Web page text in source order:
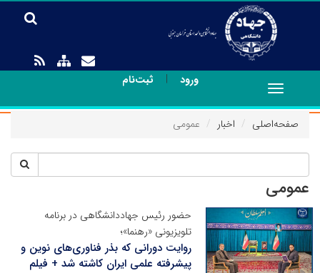
ورود | ثبت‌نام
Toggle
navigation
صفحه‌اصلی
اخبار عمومی
عمومی
حضور رئیس جهاددانشگاهی در برنامه
تلویزیونی «رهنما»؛
روایت دورانی که بذر فناوری‌های نوین و
پیشرفته علمی ایران کاشته شد + فیلم